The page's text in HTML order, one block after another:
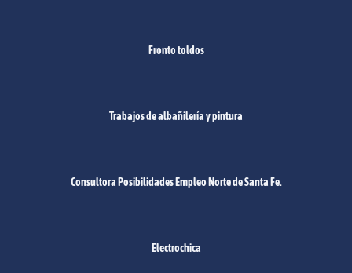
Fronto toldos
Trabajos de albañilería y pintura
Consultora Posibilidades Empleo Norte de Santa Fe.
Electrochica